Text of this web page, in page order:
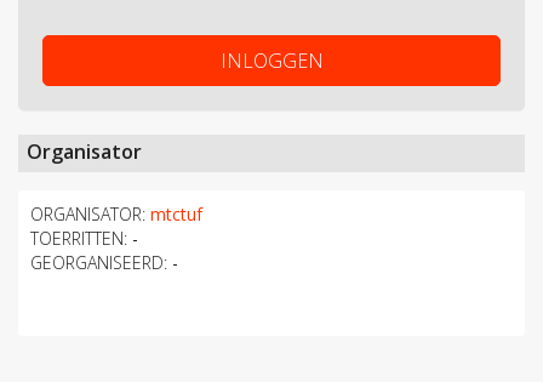
INLOGGEN
Organisator
ORGANISATOR: mtctuf
TOERRITTEN: -
GEORGANISEERD: -